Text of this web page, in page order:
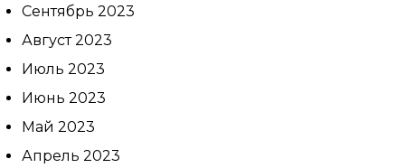
Сентябрь 2023
Август 2023
Июль 2023
Июнь 2023
Май 2023
Апрель 2023